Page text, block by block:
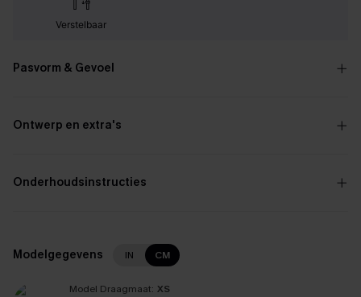
Verstelbaar
Pasvorm & Gevoel
Ontwerp en extra's
Onderhoudsinstructies
Modelgegevens IN CM
Model Draagmaat: XS